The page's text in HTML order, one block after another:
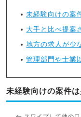
未経験向けの案
大手と比べ提案
地方の求人が少
管理部門や士業
未経験向けの案件